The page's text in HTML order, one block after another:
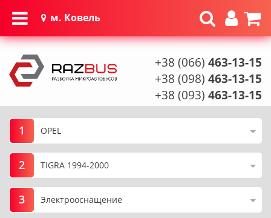
м. Ковель
+38 (066) 463-13-15
+38 (098) 463-13-15
+38 (093) 463-13-15
1
2
3